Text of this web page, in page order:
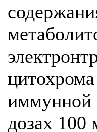
иммунной
дозах 100